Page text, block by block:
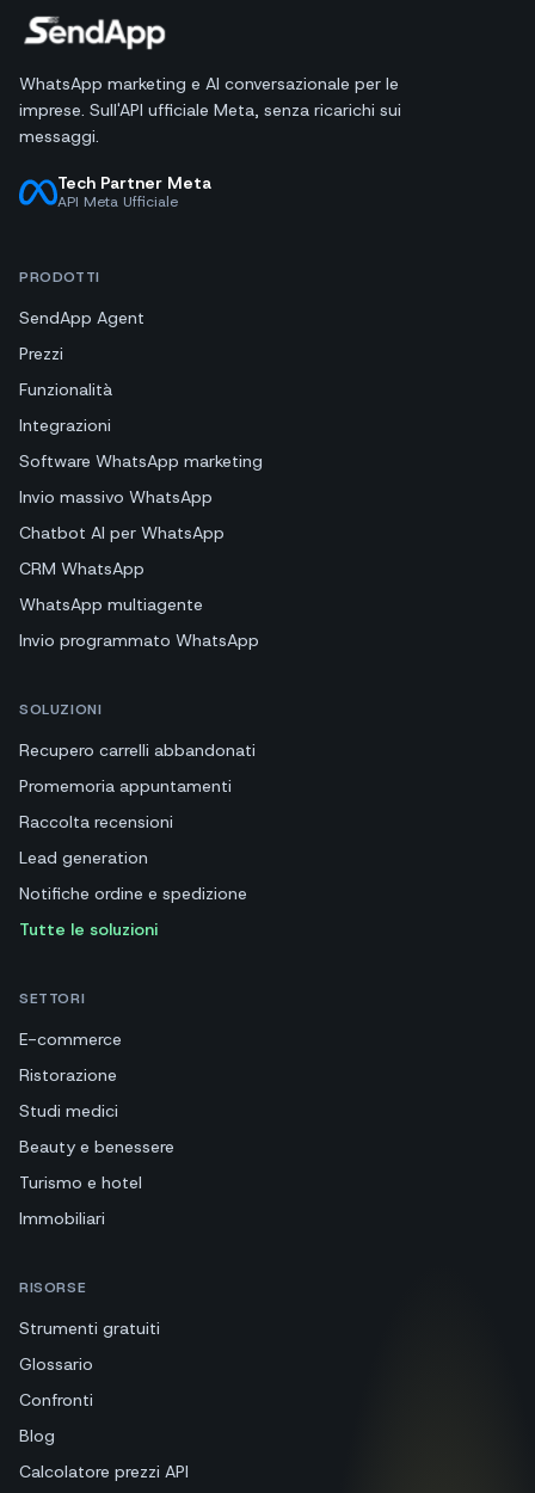
WhatsApp marketing e AI conversazionale per le
imprese. Sull'API ufficiale Meta, senza ricarichi sui
messaggi.
Tech Partner Meta
API Meta Ufficiale
PRODOTTI
SendApp Agent
Prezzi
Funzionalità
Integrazioni
Software WhatsApp marketing
Invio massivo WhatsApp
Chatbot AI per WhatsApp
CRM WhatsApp
WhatsApp multiagente
Invio programmato WhatsApp
SOLUZIONI
Recupero carrelli abbandonati
Promemoria appuntamenti
Raccolta recensioni
Lead generation
Notifiche ordine e spedizione
Tutte le soluzioni
SETTORI
E-commerce
Ristorazione
Studi medici
Beauty e benessere
Turismo e hotel
Immobiliari
RISORSE
Strumenti gratuiti
Glossario
Confronti
Blog
Calcolatore prezzi API